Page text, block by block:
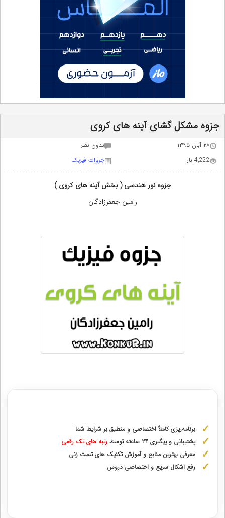
جزوه مشکل گشای آینه های کروی
۲۸ آبان ۱۳۹۵
بدون نظر
4,222 بار
جزوات فیزیک
جزوه نور هندسی ( بخش آینه های کروی )
رامین جعفرزادگان
برنامه‌ریزی کاملاً اختصاصی و منطبق بر شرایط شما
پشتیبانی و پیگیری ۲۴ ساعته توسط
رتبه‌ های تک رقمی
معرفی بهترین منابع و آموزش تکنیک های تست زنی
رفع اشکال سریع و اختصاصی دروس